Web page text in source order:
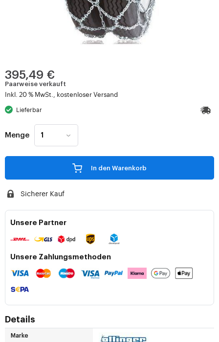
395,49 €
Paarweise verkauft
Inkl. 20 % MwSt., kostenloser Versand
Lieferbar
Menge
In den Warenkorb
Sicherer Kauf
Unsere Partner
Unsere Zahlungsmethoden
Details
Marke